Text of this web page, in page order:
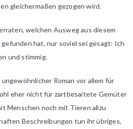
gleichermaßen gezogen wird.
welchen Ausweg aus diesem
hat, nur soviel sei gesagt: Ich
und stimmig.
ungewöhnlicher Roman vor allem für
eher nicht für zartbesaitete Gemüter
Menschen noch mit Tieren allzu
Beschreibungen tun ihr übriges,